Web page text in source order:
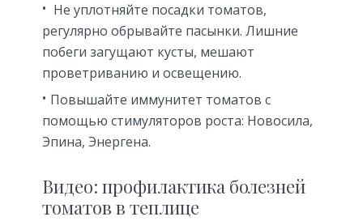
Не уплотняйте посадки томатов,
регулярно обрывайте пасынки. Лишние
побеги загущают кусты, мешают
проветриванию и освещению.
Повышайте иммунитет томатов с
помощью стимуляторов роста: Новосила,
Эпина, Энергена.
Видео: профилактика болезней
томатов в теплице